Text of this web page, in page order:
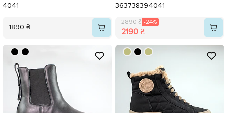
4041
1890 ₴
363738394041
2890 ₴ -24%
2190 ₴